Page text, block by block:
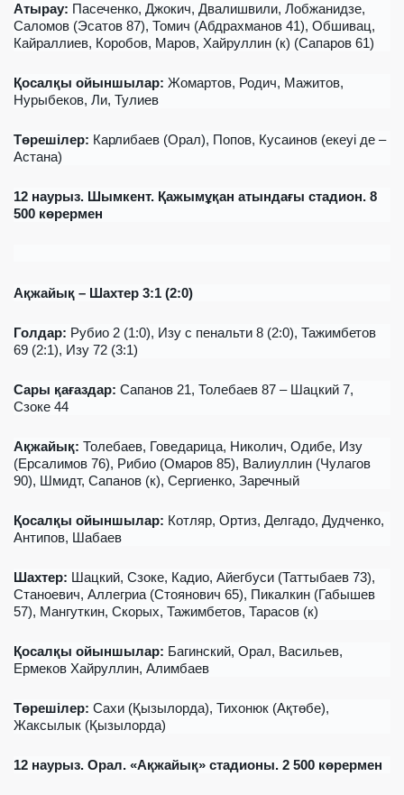
Атырау: Пасеченко, Джокич, Двалишвили, Лобжанидзе,
Саломов (Эсатов 87), Томич (Абдрахманов 41), Обшивац,
Кайраллиев, Коробов, Маров, Хайруллин (к) (Сапаров 61)
Қосалқы ойыншылар: Жомартов, Родич, Мажитов,
Нурыбеков, Ли, Тулиев
Төрешілер: Карлибаев (Орал), Попов, Кусаинов (екеуі де –
Астана)
12 наурыз. Шымкент. Қажымұқан атындағы стадион. 8
500 көрермен
Ақжайық – Шахтер 3:1 (2:0)
Голдар: Рубио 2 (1:0), Изу с пенальти 8 (2:0), Тажимбетов
69 (2:1), Изу 72 (3:1)
Сары қағаздар: Сапанов 21, Толебаев 87 – Шацкий 7,
Сзоке 44
Ақжайық: Толебаев, Говедарица, Николич, Одибе, Изу
(Ерсалимов 76), Рибио (Омаров 85), Валиуллин (Чулагов
90), Шмидт, Сапанов (к), Сергиенко, Заречный
Қосалқы ойыншылар: Котляр, Ортиз, Делгадо, Дудченко,
Антипов, Шабаев
Шахтер: Шацкий, Сзоке, Кадио, Айегбуси (Таттыбаев 73),
Станоевич, Аллегриа (Стоянович 65), Пикалкин (Габышев
57), Мангуткин, Скорых, Тажимбетов, Тарасов (к)
Қосалқы ойыншылар: Багинский, Орал, Васильев,
Ермеков Хайруллин, Алимбаев
Төрешілер: Сахи (Қызылорда), Тихонюк (Ақтөбе),
Жаксылык (Қызылорда)
12 наурыз. Орал. «Ақжайық» стадионы. 2 500 көрермен